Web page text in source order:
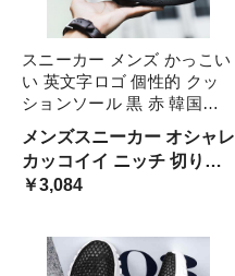
スニーカー メンズ かっこい
い 英文字ロゴ 個性的 クッ
ションソール 黒 赤 韓国系
軽量 快適 ランニング ウォ
ーキング シューズ ストリー
ト ユニーク バイカラー 通
気性 運動靴 スタイ メッシ
メンズスニーカー オシャレ
カッコイイ ニッチ 切り替
えデザイン 斜め 軽い 爽快
ニーカー ブラック モノク
ロ レッド 人気
￥3,084